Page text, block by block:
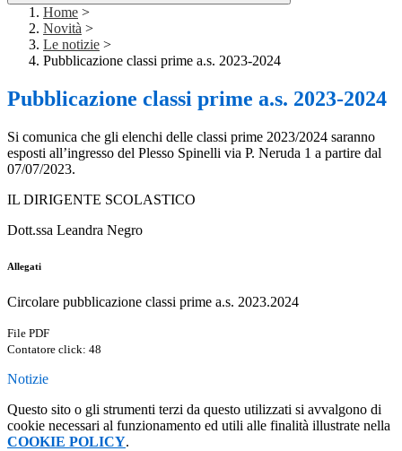
Home >
Novità >
Le notizie >
Pubblicazione classi prime a.s. 2023-2024
Pubblicazione classi prime a.s. 2023-2024
Si comunica che gli elenchi delle classi prime 2023/2024 saranno
esposti all’ingresso del Plesso Spinelli via P. Neruda 1 a partire dal
07/07/2023.
IL DIRIGENTE SCOLASTICO
Dott.ssa Leandra Negro
Allegati
Circolare pubblicazione classi prime a.s. 2023.2024
File PDF
Contatore click: 48
Notizie
Questo sito o gli strumenti terzi da questo utilizzati si avvalgono di
cookie necessari al funzionamento ed utili alle finalità illustrate nella
COOKIE POLICY.